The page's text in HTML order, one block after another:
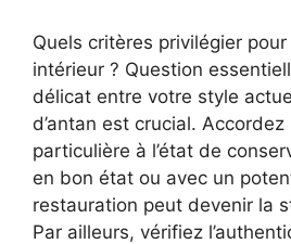
Quels critères privilégier
intérieur ? Question
délicat entre votre style
d’antan est crucial.
particulière à l’état de
en bon état ou avec un
restauration peut devenir la
Par ailleurs, vérifiez